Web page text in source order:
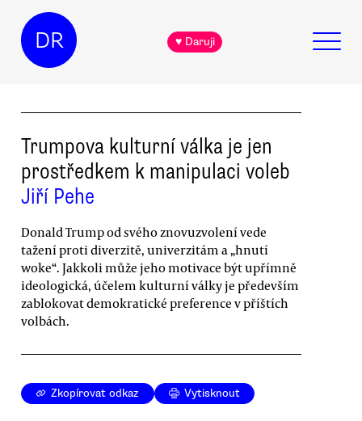
DR ♥ Daruji
Trumpova kulturní válka je jen
prostředkem k manipulaci voleb
Jiří Pehe
Donald Trump od svého znovuzvolení vede
tažení proti diverzitě, univerzitám a „hnutí
woke“. Jakkoli může jeho motivace být upřímně
ideologická, účelem kulturní války je především
zablokovat demokratické preference v příštích
volbách.
Zkopírovat odkaz Vytisknout